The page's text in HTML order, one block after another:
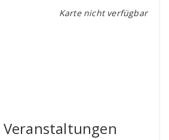
Karte nicht verfügbar
Veranstaltungen